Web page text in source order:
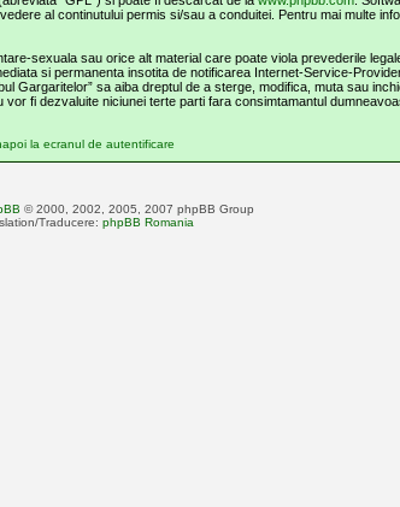
al continutului permis si/sau a conduitei. Pentru mai multe
sexuala sau orice alt material care poate viola prevederile
si permanenta insotita de notificarea Internet-Service-
Gargaritelor” sa aiba dreptul de a sterge, modifica, muta sau
fi dezvaluite niciunei terte parti fara consimtamantul
la ecranul de autentificare
© 2000, 2002, 2005, 2007 phpBB Group
Traducere: phpBB Romania